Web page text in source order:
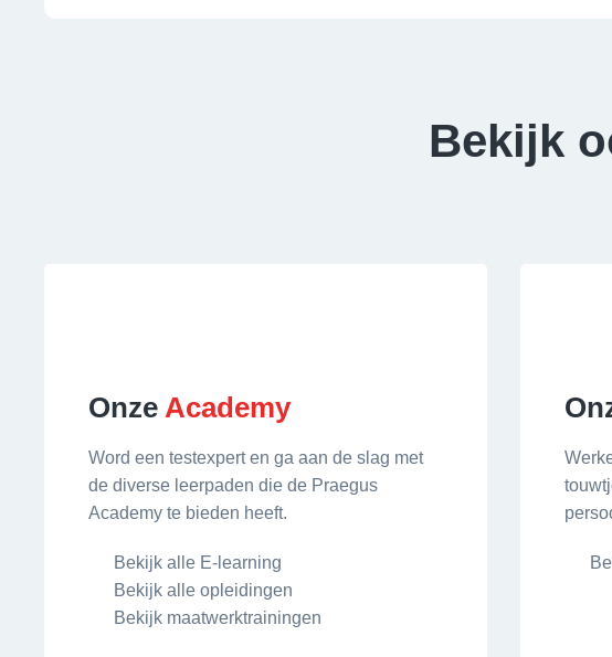
Bekijk
Onze Academy
Word een testexpert en ga aan de slag met
de diverse leerpaden die de Praegus
Academy te bieden heeft.
Bekijk alle E-learning
Bekijk alle opleidingen
Bekijk maatwerktrainingen